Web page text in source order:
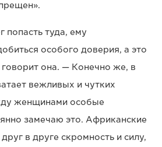
попасть туда, ему
особого доверия, а это
она. — Конечно же, в
вежливых и чутких
женщинами особые
замечаю это. Африканские
в друге скромность и силу,